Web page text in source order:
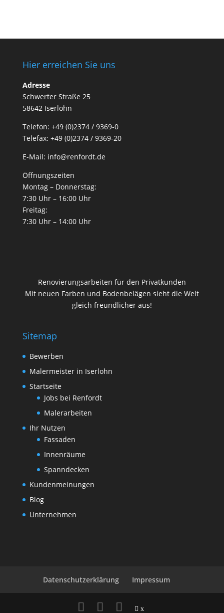
Hier erreichen Sie uns
Adresse
Schwerter Straße 25
58642 Iserlohn
Telefon: +49 (0)2374 / 9369-0
Telefax: +49 (0)2374 / 9369-20
E-Mail: info@renfordt.de
Öffnungszeiten
Montag – Donnerstag:
7:30 Uhr – 16:00 Uhr
Freitag:
7:30 Uhr – 14:00 Uhr
Renovierungsarbeiten für den Privatkunden
Mit neuen Farben und Bodenbelägen sieht die Welt
gleich freundlicher aus!
Sitemap
Bewerben
Malermeister in Iserlohn
Startseite
Jobs bei Renfordt
Malerarbeiten
Ihr Nutzen
Fassaden
Innenräume
Spanndecken
Kundenmeinungen
Blog
Unternehmen
Datenschutzerklärung Impressum
x